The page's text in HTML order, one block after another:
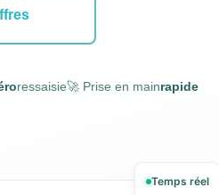
ressaisie🚀 Prise en mainrapide
Temps réel